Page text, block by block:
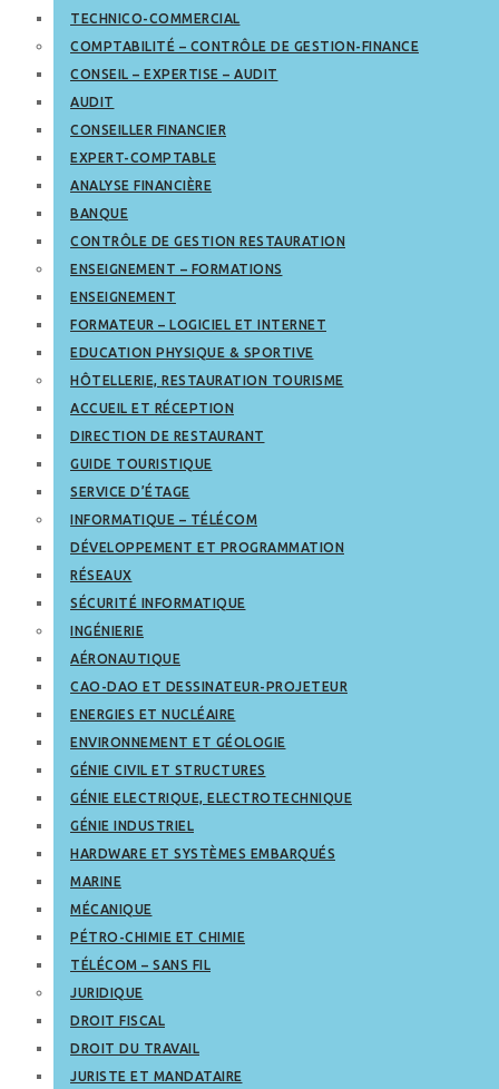
TECHNICO-COMMERCIAL
COMPTABILITÉ – CONTRÔLE DE GESTION-FINANCE
CONSEIL – EXPERTISE – AUDIT
AUDIT
CONSEILLER FINANCIER
EXPERT-COMPTABLE
ANALYSE FINANCIÈRE
BANQUE
CONTRÔLE DE GESTION RESTAURATION
ENSEIGNEMENT – FORMATIONS
ENSEIGNEMENT
FORMATEUR – LOGICIEL ET INTERNET
EDUCATION PHYSIQUE & SPORTIVE
HÔTELLERIE, RESTAURATION TOURISME
ACCUEIL ET RÉCEPTION
DIRECTION DE RESTAURANT
GUIDE TOURISTIQUE
SERVICE D’ÉTAGE
INFORMATIQUE – TÉLÉCOM
DÉVELOPPEMENT ET PROGRAMMATION
RÉSEAUX
SÉCURITÉ INFORMATIQUE
INGÉNIERIE
AÉRONAUTIQUE
CAO-DAO ET DESSINATEUR-PROJETEUR
ENERGIES ET NUCLÉAIRE
ENVIRONNEMENT ET GÉOLOGIE
GÉNIE CIVIL ET STRUCTURES
GÉNIE ELECTRIQUE, ELECTROTECHNIQUE
GÉNIE INDUSTRIEL
HARDWARE ET SYSTÈMES EMBARQUÉS
MARINE
MÉCANIQUE
PÉTRO-CHIMIE ET CHIMIE
TÉLÉCOM – SANS FIL
JURIDIQUE
DROIT FISCAL
DROIT DU TRAVAIL
JURISTE ET MANDATAIRE